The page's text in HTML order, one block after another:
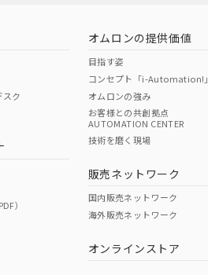
ク
）
オムロンの提供価値
目指す姿
コンセプト「i-Automation!」
オムロンの強み
お客様との共創拠点
AUTOMATION CENTER
技術を磨く現場
販売ネットワーク
国内販売ネットワーク
海外販売ネットワーク
オンラインストア